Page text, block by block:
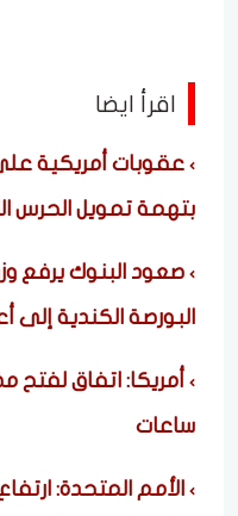
اقرأ ايضا
عقوبات أمريكية
بتهمة تمويل الحرس
صعود البنوك يرفع
البورصة الكندية إلى
أمريكا: اتفاق لفتح
ساعات
الأمم المتحدة: